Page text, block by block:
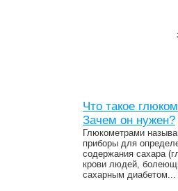
Что такое
Зачем он нужен?
Глюкометрами
приборы для
содержания сахара
крови людей,
сахарным диабетом...